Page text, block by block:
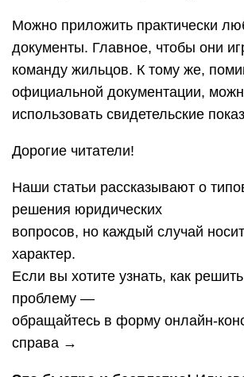
Можно приложить практически
документы. Главное, чтобы они
команду жильцов. К тому же,
официальной документации,
использовать свидетельские
Дорогие читатели!
Наши статьи рассказывают о
решения юридических
вопросов, но каждый случай
характер.
Если вы хотите узнать, как
проблему —
обращайтесь в форму онлайн-
справа →